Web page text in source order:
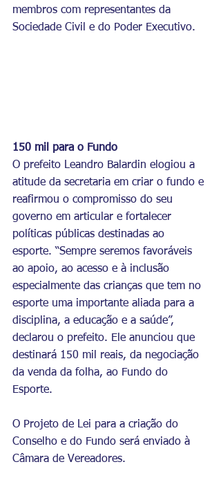
membros com representantes da
Sociedade Civil e do Poder Executivo.
150 mil para o Fundo
O prefeito Leandro Balardin elogiou a
atitude da secretaria em criar o fundo e
reafirmou o compromisso do seu
governo em articular e fortalecer
políticas públicas destinadas ao
esporte. “Sempre seremos favoráveis
ao apoio, ao acesso e à inclusão
especialmente das crianças que tem no
esporte uma importante aliada para a
disciplina, a educação e a saúde”,
declarou o prefeito. Ele anunciou que
destinará 150 mil reais, da negociação
da venda da folha, ao Fundo do
Esporte.
O Projeto de Lei para a criação do
Conselho e do Fundo será enviado à
Câmara de Vereadores.